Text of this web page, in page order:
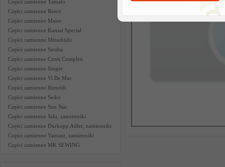
Części zamienne Yamato
Części zamienne Reece
Części zamienne Maier
Części zamienne Kansai Special
Części zamienne Mitsubishi
Części zamienne Siruba
Części zamienne Conti Complett
Części zamienne Singer
Części zamienne Vi.Be.Mac
Części zamienne Rimoldi
Części zamienne Seiko
Części zamienne Sun Star
Części zamienne Juki, zamienniki
Części zamienne Durkopp Adler, zamienniki
Części zamienne Yamato, zamienniki
Części zamienne MK SEWING